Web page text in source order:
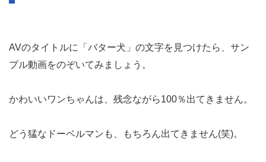
AVのタイトルに「バター犬」の文字を見つけたら、サン
プル動画をのぞいてみましょう。
かわいいワンちゃんは、残念ながら100％出てきません。
どう猛なドーベルマンも、もちろん出てきません(笑)。